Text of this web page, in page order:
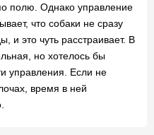
полю. Однако управление
что собаки не сразу
и это чуть расстраивает. В
но хотелось бы
управления. Если не
время в ней